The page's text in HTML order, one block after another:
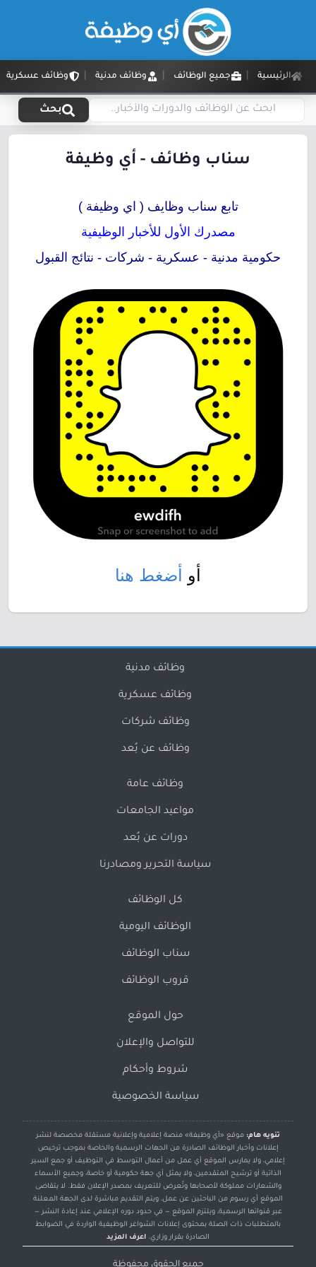
الرئيسية جميع الوظائف وظائف مدنية وظائف عسكرية
بحث
سناب وظائف - أي وظيفة
تابع سناب وظايف ( اي وظيفة )
مصدرك الأول للأخبار الوظيفية
حكومية مدنية - عسكرية - شركات - نتائج القبول
أو أضغط هنا
وظائف مدنية
وظائف عسكرية
وظائف شركات
وظائف عن بُعد
وظائف عامة
مواعيد الجامعات
دورات عن بُعد
سياسة التحرير ومصادرنا
كل الوظائف
الوظائف اليومية
سناب الوظائف
قروب الوظائف
حول الموقع
للتواصل والإعلان
شروط وأحكام
سياسة الخصوصية
تنويه هام: موقع «أي وظيفة» منصة إعلامية وإعلانية مستقلة مخصصة لنشر
إعلانات وأخبار الوظائف الصادرة من الجهات الرسمية والخاصة بموجب ترخيص
إعلامي، ولا يمارس الموقع أي عمل من أعمال التوسط في التوظيف أو جمع السير
الذاتية أو ترشيح المتقدمين، ولا يمثل أي جهة حكومية أو خاصة، وجميع الأسماء
والشعارات مملوكة لأصحابها وتُعرض للتعريف بمصدر الإعلان فقط. لا يتقاضى
الموقع أي رسوم من الباحثين عن عمل، ويتم التقديم مباشرة لدى الجهة المعلنة
عبر قنواتها الرسمية، ويلتزم الموقع — في حدود دوره الإعلامي عند إعادة النشر —
بالمتطلبات ذات الصلة بمحتوى إعلانات الشواغر الوظيفية الواردة في الضوابط
الصادرة بقرار وزاري. اعرف المزيد
جميع الحقوق محفوظة